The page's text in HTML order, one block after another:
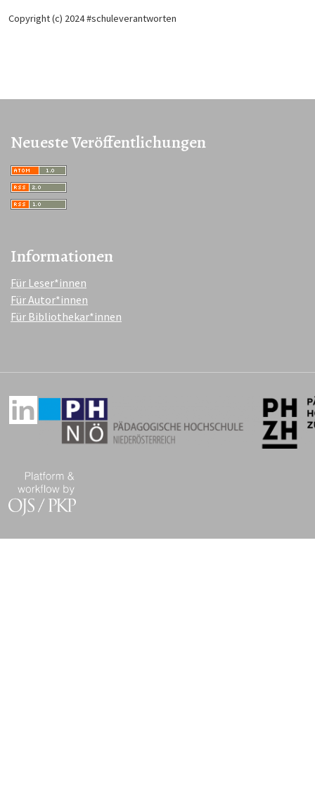
Copyright (c) 2024 #schuleverantworten
Neueste Veröffentlichungen
Informationen
Für Leser*innen
Für Autor*innen
Für Bibliothekar*innen